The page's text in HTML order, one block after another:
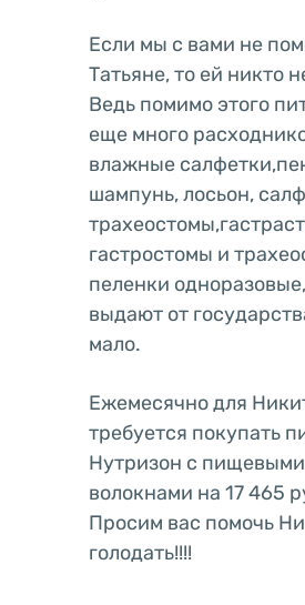
Если мы с вами не
Татьяне, то ей никто
Ведь помимо этого
еще много
влажные
шампунь, лосьон,
гастростомы и
пеленки
выдают от
мало.
Ежемесячно для
требуется покупать
Нутризон с пищевыми
волокнами на 17 465
Просим вас помочь
голодать!!!!